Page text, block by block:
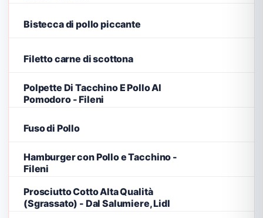
Bistecca di pollo piccante
Filetto carne di scottona
Polpette Di Tacchino E Pollo Al
Pomodoro - Fileni
Fuso di Pollo
Hamburger con Pollo e Tacchino -
Fileni
Prosciutto Cotto Alta Qualità
(Sgrassato) - Dal Salumiere, Lidl